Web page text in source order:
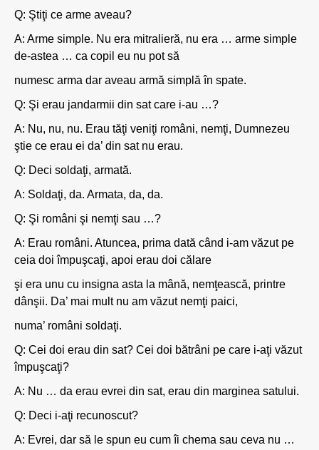
Q: Ştiţi ce arme aveau?
A: Arme simple. Nu era mitralieră, nu era … arme simple
de-astea … ca copil eu nu pot să
numesc arma dar aveau armă simplă în spate.
Q: Şi erau jandarmii din sat care i-au …?
A: Nu, nu, nu. Erau tăţi veniţi români, nemţi, Dumnezeu
ştie ce erau ei da’ din sat nu erau.
Q: Deci soldaţi, armată.
A: Soldaţi, da. Armata, da, da.
Q: Şi români şi nemţi sau …?
A: Erau români. Atuncea, prima dată când i-am văzut pe
ceia doi împuşcaţi, apoi erau doi călare
şi era unu cu insigna asta la mână, nemţească, printre
dânşii. Da’ mai mult nu am văzut nemţi paici,
numa’ români soldaţi.
Q: Cei doi erau din sat? Cei doi bătrâni pe care i-aţi văzut
împuşcaţi?
A: Nu … da erau evrei din sat, erau din marginea satului.
Q: Deci i-aţi recunoscut?
A: Evrei, dar să le spun eu cum îi chema sau ceva nu …